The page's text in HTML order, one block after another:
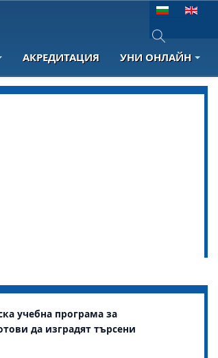
Изберете език
Type 2 or
АКРЕДИТАЦИЯ УНИ ОНЛАЙН
учебна програма за
да изградят търсени